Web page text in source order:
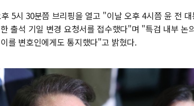
5시 30분쯤 브리핑을 열고 "이날 오후 4시쯤 윤 전
출석 기일 변경 요청서를 접수했다"며 "특검 내부 논
를 변호인에게도 통지했다"고 밝혔다.